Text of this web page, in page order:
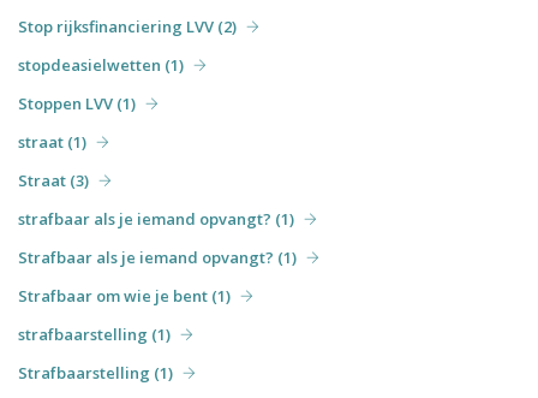
Stop rijksfinanciering LVV (2)
stopdeasielwetten (1)
Stoppen LVV (1)
straat (1)
Straat (3)
strafbaar als je iemand opvangt? (1)
Strafbaar als je iemand opvangt? (1)
Strafbaar om wie je bent (1)
strafbaarstelling (1)
Strafbaarstelling (1)